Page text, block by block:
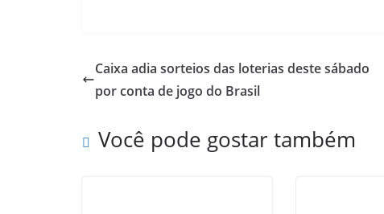
Caixa adia sorteios das loterias deste sábado
por conta de jogo do Brasil
Você pode gostar também